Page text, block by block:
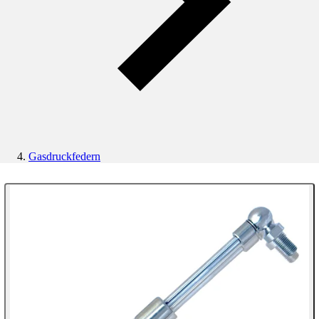
Gasdruckfedern